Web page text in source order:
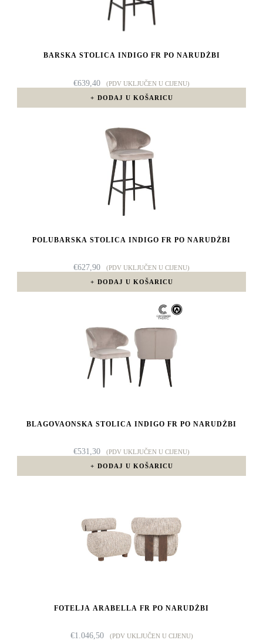
BARSKA STOLICA INDIGO FR PO NARUDŽBI
€639,40
(PDV UKLJUČEN U CIJENU)
DODAJ U KOŠARICU
POLUBARSKA STOLICA INDIGO FR PO NARUDŽBI
€627,90
(PDV UKLJUČEN U CIJENU)
DODAJ U KOŠARICU
BLAGOVAONSKA STOLICA INDIGO FR PO NARUDŽBI
€531,30
(PDV UKLJUČEN U CIJENU)
DODAJ U KOŠARICU
FOTELJA ARABELLA FR PO NARUDŽBI
€1.046,50 (PDV UKLJUČEN U CIJENU)